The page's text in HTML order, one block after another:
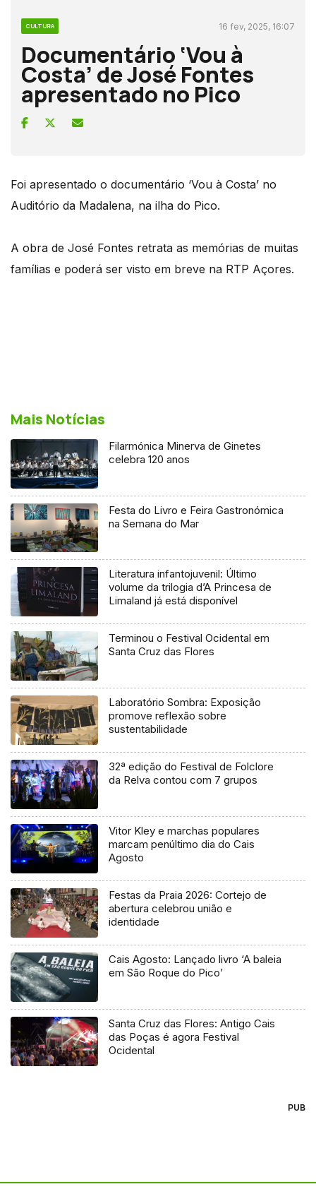
CULTURA 16 fev, 2025, 16:07
Documentário ‘Vou à
Costa’ de José Fontes
apresentado no Pico
Foi apresentado o documentário ‘Vou à Costa’ no
Auditório da Madalena, na ilha do Pico.
A obra de José Fontes retrata as memórias de muitas
famílias e poderá ser visto em breve na RTP Açores.
Mais Notícias
Filarmónica Minerva de Ginetes
celebra 120 anos
Festa do Livro e Feira Gastronómica
na Semana do Mar
Literatura infantojuvenil: Último
volume da trilogia d’A Princesa de
Limaland já está disponível
Terminou o Festival Ocidental em
Santa Cruz das Flores
Laboratório Sombra: Exposição
promove reflexão sobre
sustentabilidade
32ª edição do Festival de Folclore
da Relva contou com 7 grupos
Vitor Kley e marchas populares
marcam penúltimo dia do Cais
Agosto
Festas da Praia 2026: Cortejo de
abertura celebrou união e
identidade
Cais Agosto: Lançado livro ‘A baleia
em São Roque do Pico’
Santa Cruz das Flores: Antigo Cais
das Poças é agora Festival
Ocidental
PUB